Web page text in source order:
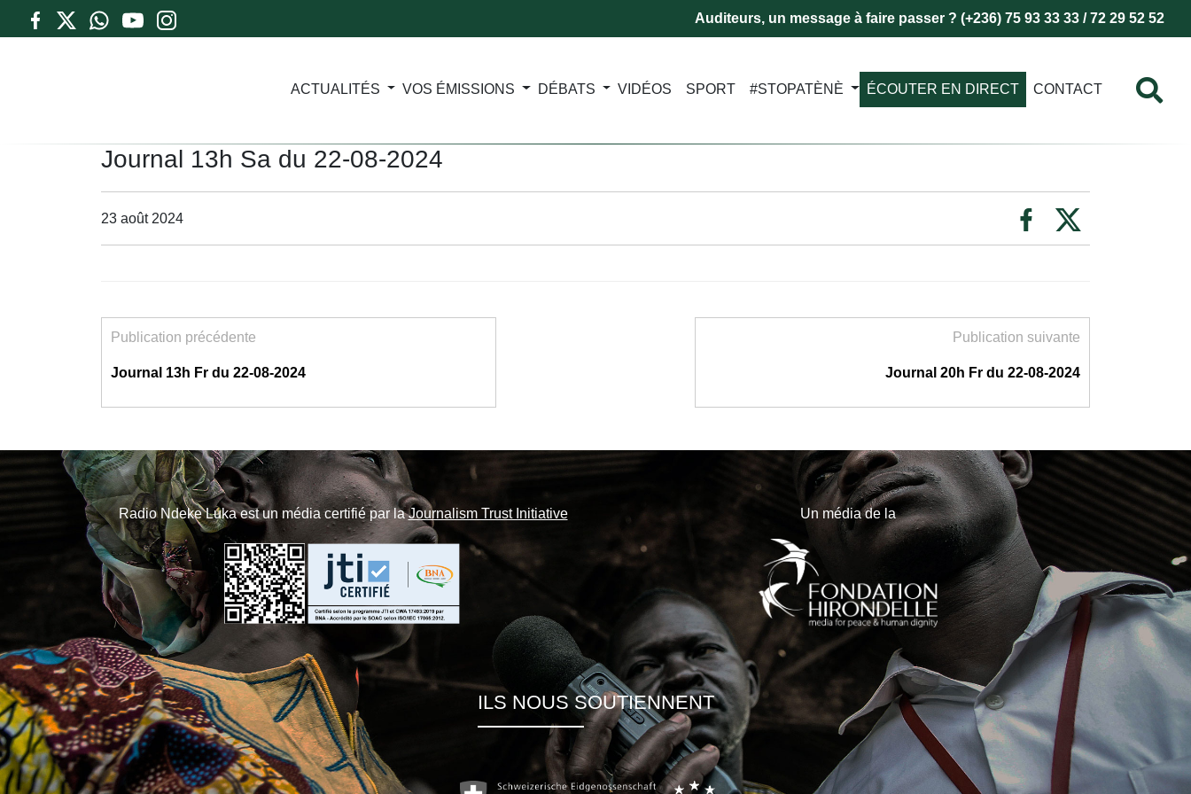
Auditeurs, un message à faire passer ? (+236) 75 93 33 33 / 72 29 52 52
ACTUALITÉS VOS ÉMISSIONS DÉBATS VIDÉOS SPORT #STOPATÈNÈ ÉCOUTER EN DIRECT CONTACT
Journal 13h Sa du 22-08-2024
23 août 2024
Publication précédente
Journal 13h Fr du 22-08-2024
Publication suivante
Journal 20h Fr du 22-08-2024
Radio Ndeke Luka est un média certifié par laJournalism Trust Initiative Un média de la
ILS NOUS SOUTIENNENT